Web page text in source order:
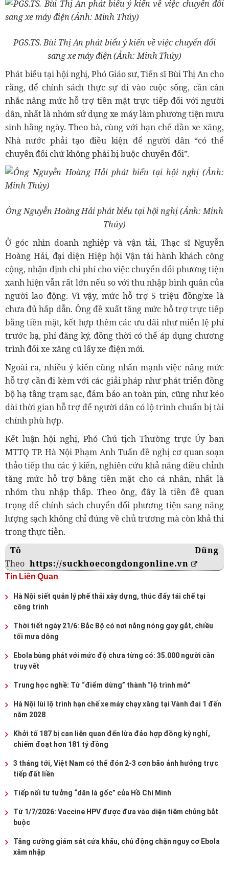
PGS.TS. Bùi Thị An phát biểu ý kiến về việc chuyển đổi
sang xe máy điện (Ảnh: Minh Thúy)
Phát biểu tại hội nghị, Phó Giáo sư, Tiến sĩ Bùi Thị An cho
rằng, để chính sách thực sự đi vào cuộc sống, cần cân
nhắc nâng mức hỗ trợ tiền mặt trực tiếp đối với người
dân, nhất là nhóm sử dụng xe máy làm phương tiện mưu
sinh hằng ngày. Theo bà, cùng với hạn chế dần xe xăng,
Nhà nước phải tạo điều kiện để người dân “có thể
chuyển đổi chứ không phải bị buộc chuyển đổi”.
Ông Nguyễn Hoàng Hải phát biểu tại hội nghị (Ảnh: Minh
Thúy)
Ở góc nhìn doanh nghiệp và vận tải, Thạc sĩ Nguyễn
Hoàng Hải, đại diện Hiệp hội Vận tải hành khách công
cộng, nhận định chi phí cho việc chuyển đổi phương tiện
xanh hiện vẫn rất lớn nếu so với thu nhập bình quân của
người lao động. Vì vậy, mức hỗ trợ 5 triệu đồng/xe là
chưa đủ hấp dẫn. Ông đề xuất tăng mức hỗ trợ trực tiếp
bằng tiền mặt, kết hợp thêm các ưu đãi như miễn lệ phí
trước bạ, phí đăng ký, đồng thời có thể áp dụng chương
trình đổi xe xăng cũ lấy xe điện mới.
Ngoài ra, nhiều ý kiến cũng nhấn mạnh việc nâng mức
hỗ trợ cần đi kèm với các giải pháp như phát triển đồng
bộ hạ tầng trạm sạc, đảm bảo an toàn pin, cũng như kéo
dài thời gian hỗ trợ để người dân có lộ trình chuẩn bị tài
chính phù hợp.
Kết luận hội nghị, Phó Chủ tịch Thường trực Ủy ban
MTTQ TP. Hà Nội Phạm Anh Tuấn đề nghị cơ quan soạn
thảo tiếp thu các ý kiến, nghiên cứu khả năng điều chỉnh
tăng mức hỗ trợ bằng tiền mặt cho cá nhân, nhất là
nhóm thu nhập thấp. Theo ông, đây là tiền đề quan
trọng để chính sách chuyển đổi phương tiện sang năng
lượng sạch không chỉ đúng về chủ trương mà còn khả thi
trong thực tiễn.
Tô Dũng
Theo https://suckhoecongdongonline.vn
Tin Liên Quan
Hà Nội siết quản lý phế thải xây dựng, thúc đẩy tái chế tại
công trình
Thời tiết ngày 21/6: Bắc Bộ có nơi nắng nóng gay gắt, chiều
tối mưa dông
Ebola bùng phát với mức độ chưa từng có: 35.000 người cần
truy vết
Trung học nghề: Từ “điểm dừng” thành “lộ trình mở”
Hà Nội lùi lộ trình hạn chế xe máy chạy xăng tại Vành đai 1 đến
năm 2028
Khởi tố 187 bị can liên quan đến lừa đảo hợp đồng kỳ nghỉ,
chiếm đoạt hơn 181 tỷ đồng
3 tháng tới, Việt Nam có thể đón 2-3 cơn bão ảnh hưởng trực
tiếp đất liền
Tiếp nối tư tưởng “dân là gốc” của Hồ Chí Minh
Từ 1/7/2026: Vaccine HPV được đưa vào diện tiêm chủng bắt
buộc
Tăng cường giám sát cửa khẩu, chủ động chặn nguy cơ Ebola
xâm nhập